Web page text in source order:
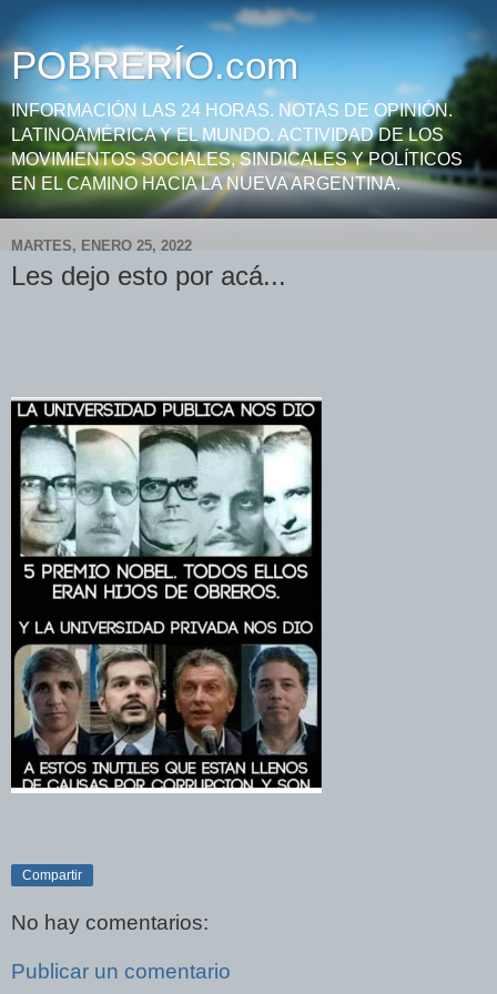
POBRERÍO.com
INFORMACIÓN LAS 24 HORAS. NOTAS DE OPINIÓN.
LATINOAMÉRICA Y EL MUNDO. ACTIVIDAD DE LOS
MOVIMIENTOS SOCIALES, SINDICALES Y POLÍTICOS
EN EL CAMINO HACIA LA NUEVA ARGENTINA.
MARTES, ENERO 25, 2022
Les dejo esto por acá...
Compartir
No hay comentarios:
Publicar un comentario